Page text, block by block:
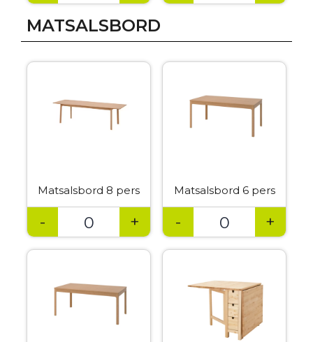
MATSALSBORD
Matsalsbord 8 pers
- +
Matsalsbord 6 pers
- +